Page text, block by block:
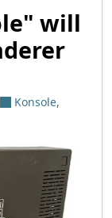
will
Konsole,